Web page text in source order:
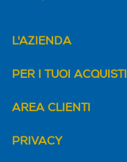
L'AZIENDA
PER I TUOI ACQUISTI
AREA CLIENTI
PRIVACY